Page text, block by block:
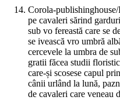
Corola-
pe cavaleri sărind
sub vo fereastă care se
se ivească vro umbră
cercevele la umbra de
gratii făcea studii
care-și scosese capul
cânii urlând la lună,
de cavaleri care veneau